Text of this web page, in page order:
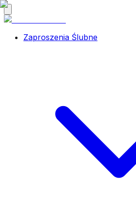
Zaproszenia Ślubne